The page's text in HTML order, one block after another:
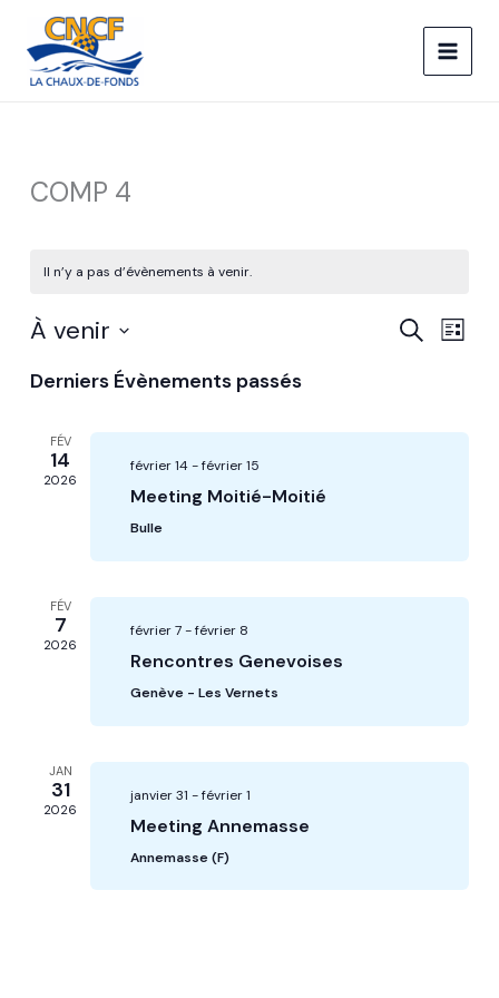
contenu
COMP 4
Il n’y a pas d’évènements à venir.
Recherche
vues
RECHERCHE
LISTE
À venir
une
Derniers Évènements passés
FÉV
14
2026
février 14-février 15
Meeting Moitié-Moitié
Bulle
FÉV
7
2026
février 7-février 8
Rencontres Genevoises
Genève - Les Vernets
JAN
31
2026
janvier 31 -février 1
Meeting Annemasse
Annemasse (F)